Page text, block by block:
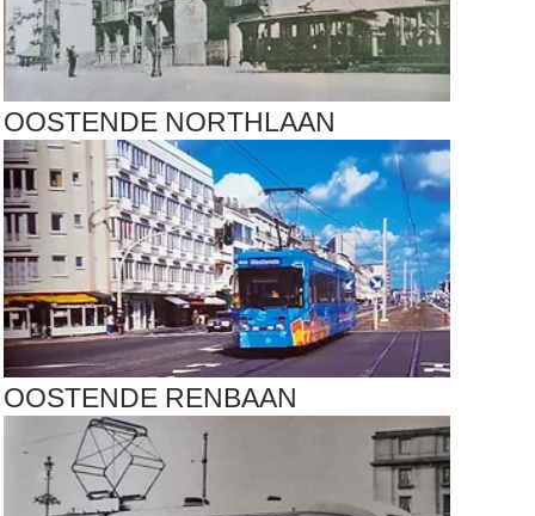
OOSTENDE NORTHLAAN
OOSTENDE RENBAAN